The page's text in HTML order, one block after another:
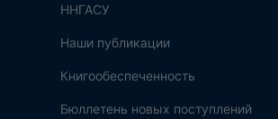
ННГАСУ
Наши публикации
Книгообеспеченность
Бюллетень новых поступлений